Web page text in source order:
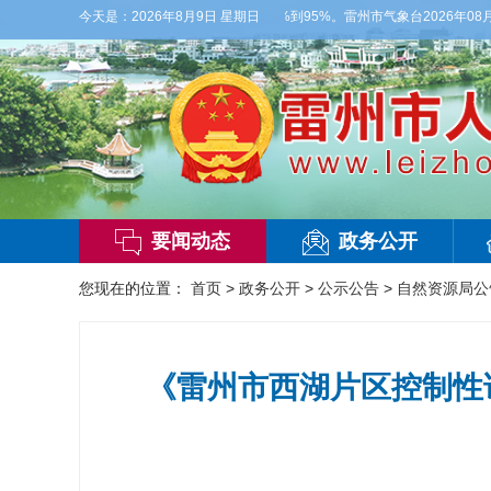
今天是： 2026年8月9日 星期日
，偏西风3级，气温27到36度，相对湿度55%到95%。雷州市气象台2026年08月
要闻动态 政务公开
您现在的位置： 首页 > 政务公开 > 公示公告 > 自然资源局
《雷州市西湖片区控制